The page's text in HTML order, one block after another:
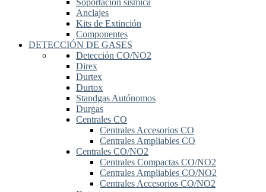
Soportación sísmica
Anclajes
Kits de Extinción
Componentes
DETECCIÓN DE GASES
Detección CO/NO2
Direx
Durtex
Durtox
Standgas Autónomos
Durgas
Centrales CO
Centrales Accesorios CO
Centrales Ampliables CO
Centrales CO/NO2
Centrales Compactas CO/NO2
Centrales Ampliables CO/NO2
Centrales Accesorios CO/NO2